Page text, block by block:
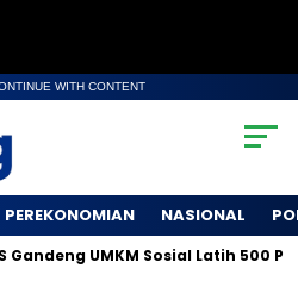
WITH CONTENT
PEREKONOMIAN NASIONAL
UMKM Sosial Latih 500